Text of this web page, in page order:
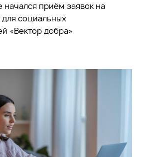
начался приём заявок на
для социальных
«Вектор добра»